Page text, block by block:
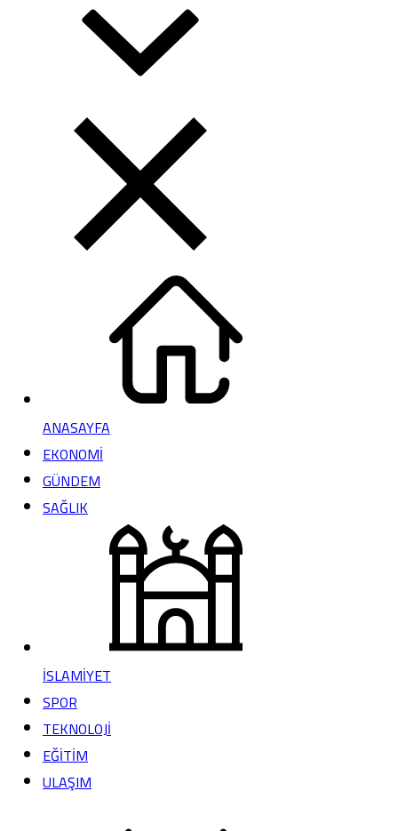
ANASAYFA
EKONOMİ
GÜNDEM
SAĞLIK
İSLAMİYET
SPOR
TEKNOLOJİ
EĞİTİM
ULAŞIM